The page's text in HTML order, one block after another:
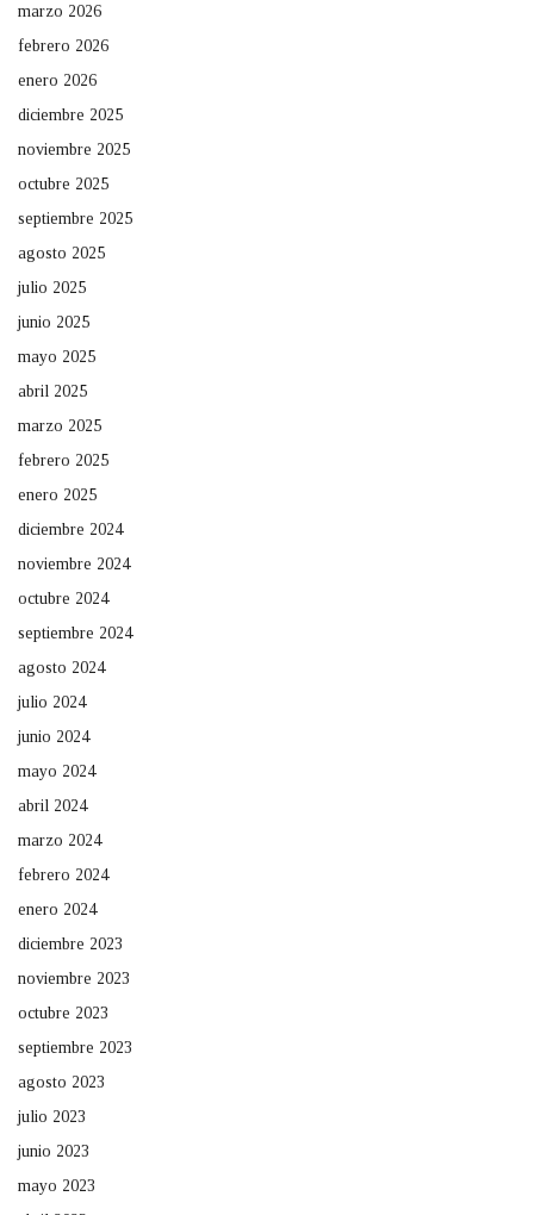
marzo 2026
febrero 2026
enero 2026
diciembre 2025
noviembre 2025
octubre 2025
septiembre 2025
agosto 2025
julio 2025
junio 2025
mayo 2025
abril 2025
marzo 2025
febrero 2025
enero 2025
diciembre 2024
noviembre 2024
octubre 2024
septiembre 2024
agosto 2024
julio 2024
junio 2024
mayo 2024
abril 2024
marzo 2024
febrero 2024
enero 2024
diciembre 2023
noviembre 2023
octubre 2023
septiembre 2023
agosto 2023
julio 2023
junio 2023
mayo 2023